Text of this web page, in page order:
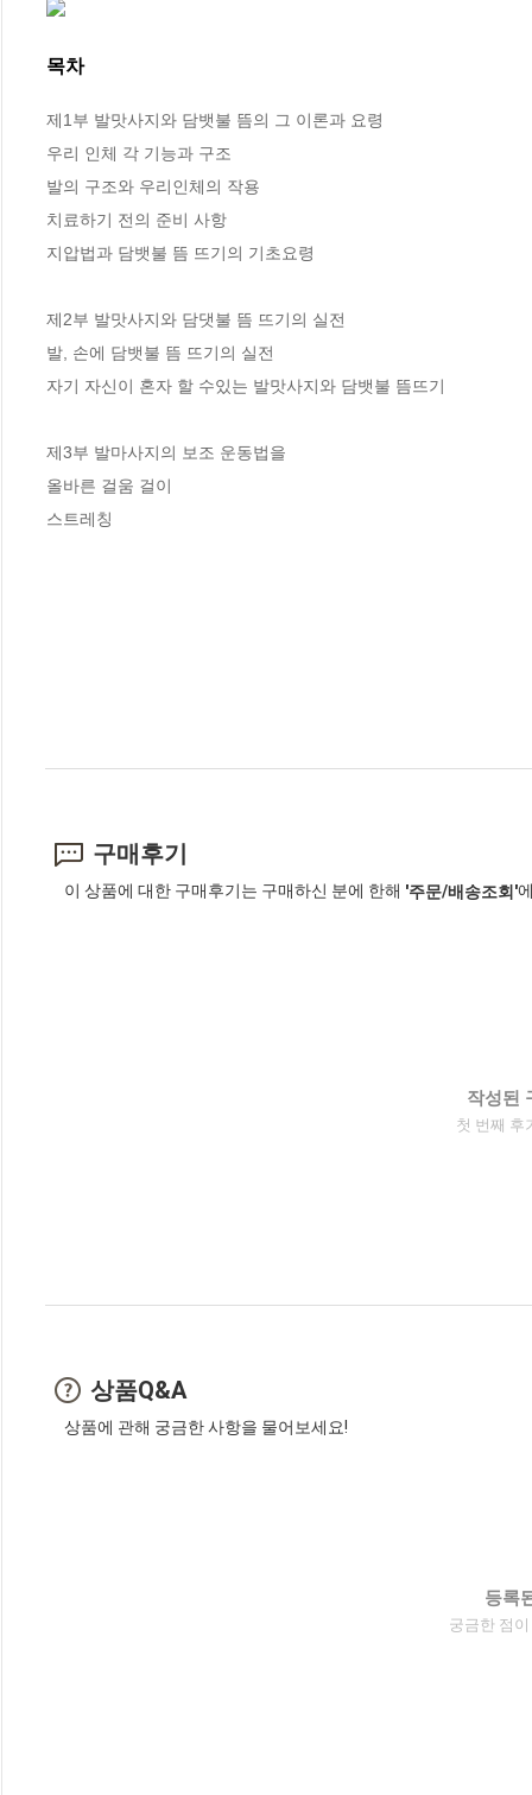
목차
제1부 발맛사지와 담뱃불 뜸의 그 이론과 요령
우리 인체 각 기능과 구조
발의 구조와 우리인체의 작용
치료하기 전의 준비 사항
지압법과 담뱃불 뜸 뜨기의 기초요령
제2부 발맛사지와 담댓불 뜸 뜨기의 실전
발, 손에 담뱃불 뜸 뜨기의 실전
자기 자신이 혼자 할 수있는 발맛사지와 담뱃불 뜸뜨기
제3부 발마사지의 보조 운동법을
올바른 걸움 걸이
스트레칭
구매후기
이 상품에 대한 구매후기는 구매하신 분에 한해 '주문/배송조회'
작성된
첫 번째 후
상품Q&A
상품에 관해 궁금한 사항을 물어보세요!
등록
궁금한 점